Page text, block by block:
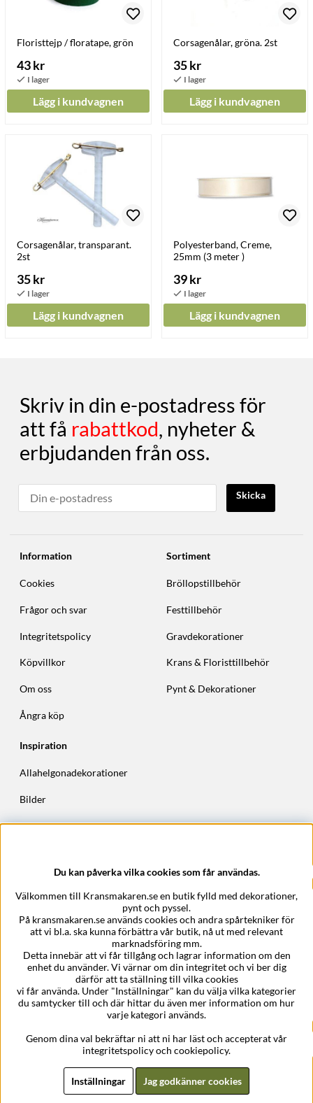
Floristtejp / floratape, grön
43 kr
Lägg i kundvagnen
Corsagenålar, gröna. 2st
35 kr
Lägg i kundvagnen
Corsagenålar, transparant.
2st
35 kr
Lägg i kundvagnen
Polyesterband, Creme,
25mm (3 meter )
39 kr
Lägg i kundvagnen
Skriv in din e-postadress för
att få rabattkod, nyheter &
erbjudanden från oss.
Skicka
Information
Cookies
Frågor och svar
Integritetspolicy
Köpvillkor
Om oss
Ångra köp
Sortiment
Bröllopstillbehör
Festtillbehör
Gravdekorationer
Krans & Floristtillbehör
Pynt & Dekorationer
Inspiration
Allahelgonadekorationer
Bilder
Höstkransar
Epost:support@kransmakaren.se
Du kan påverka vilka cookies som får användas.
Välkommen till Kransmakaren.se en butik fylld med dekorationer,
pynt och pyssel.
På kransmakaren.se används cookies och andra spårtekniker för
att vi bl.a. ska kunna förbättra vår butik, nå ut med relevant
marknadsföring mm.
Detta innebär att vi får tillgång och lagrar information om den
enhet du använder. Vi värnar om din integritet och vi ber dig
därför att ta ställning till vilka cookies
vi får använda. Under "Inställningar" kan du välja vilka kategorier
du samtycker till och där hittar du även mer information om hur
varje kategori används.
Genom dina val bekräftar ni att ni har läst och accepterat vår
integritetspolicy och cookiepolicy.
Inställningar Jag godkänner cookies